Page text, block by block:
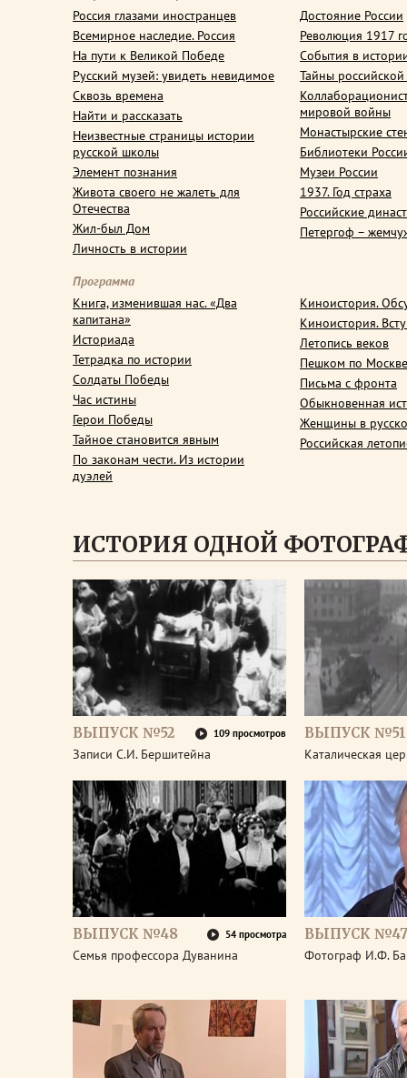
Россия глазами иностранцев
Всемирное наследие. Россия
На пути к Великой Победе
Русский музей: увидеть невидимое
Сквозь времена
Найти и рассказать
Неизвестные страницы истории
русской школы
Элемент познания
Живота своего не жалеть для
Отечества
Жил-был Дом
Личность в истории
Достояние России
Революция 1917
События в
Тайны
мировой войны
Монастырские
Библиотеки
Музеи России
1937. Год страха
Российские
Петергоф –
Программа
Книга, изменившая нас. «Два
капитана»
Историада
Тетрадка по истории
Солдаты Победы
Час истины
Герои Победы
Тайное становится явным
По законам чести. Из истории
дуэлей
Киноистория.
Киноистория.
Летопись веков
Пешком по Москве
Письма с фронта
Обыкновенная
Женщины в
Российская
ИСТОРИЯ ОДНОЙ
ВЫПУСК №52 109 просмотров
Записи С.И. Бершитейна
ВЫПУСК №51
Каталическая
ВЫПУСК №48 54 просмотра
Семья профессора Дуванина
ВЫПУСК №47
Фотограф И.Ф.